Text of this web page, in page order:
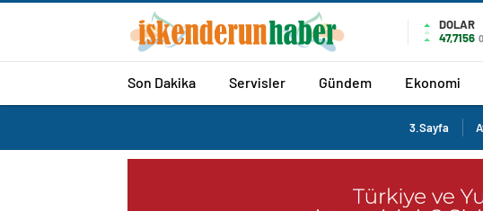
DOLAR
47,7156
Son Dakika Servisler Gündem Ekonomi
3.Sayfa